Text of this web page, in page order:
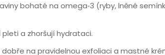
bohaté na omega‑3 (ryby, lněné
a zhoršují hydrataci.
na pravidelnou exfoliaci a mastné